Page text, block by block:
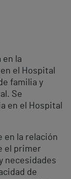
en la
el Hospital
familia y
Se
en el Hospital
en la relación
el primer
necesidades
de